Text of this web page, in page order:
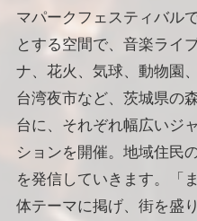
マパークフェスティバル
とする空間で、音楽ライ
ナ、花火、気球、動物園
台湾夜市など、茨城県の
台に、それぞれ幅広いジ
ションを開催。地域住民
を発信していきます。「
体テーマに掲げ、街を盛